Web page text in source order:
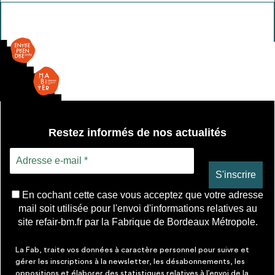
Restez informés de nos actualités
En cochant cette case vous acceptez que votre adresse
mail soit utilisée pour l'envoi d'informations relatives au
site refair-bm.fr par la Fabrique de Bordeaux Métropole.
La Fab, traite vos données à caractère personnel pour suivre et
gérer les inscriptions à la newsletter, les désabonnements, les
oppositions et élaborer des statistiques relatives à l’envoi de la